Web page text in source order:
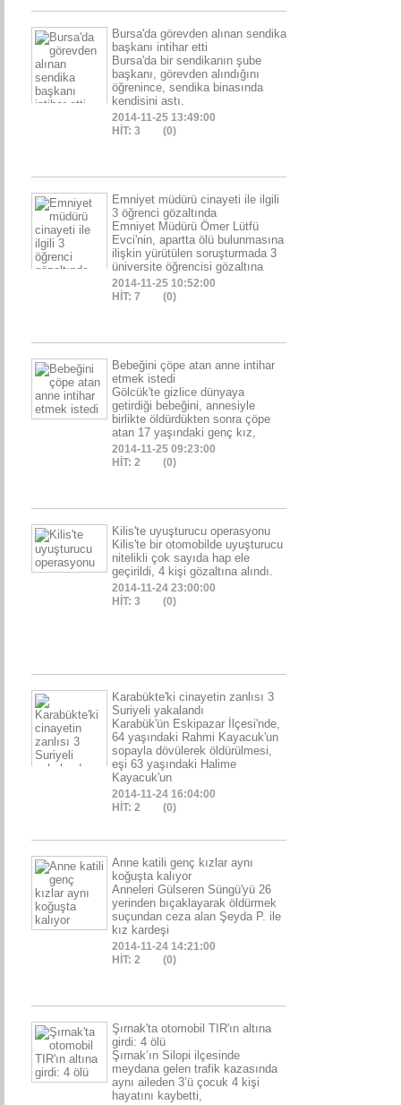
Bursa'da görevden alınan sendika
başkanı intihar etti
Bursa'da bir sendikanın şube
başkanı, görevden alındığını
öğrenince, sendika binasında
kendisini astı.
2014-11-25 13:49:00
HİT: 3
(0)
Emniyet müdürü cinayeti ile ilgili
3 öğrenci gözaltında
Emniyet Müdürü Ömer Lütfü
Evci'nin, apartta ölü bulunmasına
ilişkin yürütülen soruşturmada 3
üniversite öğrencisi gözaltına
2014-11-25 10:52:00
HİT: 7
(0)
Bebeğini çöpe atan anne intihar
etmek istedi
Gölcük'te gizlice dünyaya
getirdiği bebeğini, annesiyle
birlikte öldürdükten sonra çöpe
atan 17 yaşındaki genç kız,
2014-11-25 09:23:00
HİT: 2
(0)
Kilis'te uyuşturucu operasyonu
Kilis'te bir otomobilde uyuşturucu
nitelikli çok sayıda hap ele
geçirildi, 4 kişi gözaltına alındı.
2014-11-24 23:00:00
HİT: 3
(0)
Karabükte'ki cinayetin zanlısı 3
Suriyeli yakalandı
Karabük'ün Eskipazar İlçesi'nde,
64 yaşındaki Rahmi Kayacuk'un
sopayla dövülerek öldürülmesi,
eşi 63 yaşındaki Halime
Kayacuk'un
2014-11-24 16:04:00
HİT: 2
(0)
Anne katili genç kızlar aynı
koğuşta kalıyor
Anneleri Gülseren Süngü'yü 26
yerinden bıçaklayarak öldürmek
suçundan ceza alan Şeyda P. ile
kız kardeşi
2014-11-24 14:21:00
HİT: 2
(0)
Şırnak'ta otomobil TIR'ın altına
girdi: 4 ölü
Şırnak’ın Silopi ilçesinde
meydana gelen trafik kazasında
aynı aileden 3’ü çocuk 4 kişi
hayatını kaybetti,